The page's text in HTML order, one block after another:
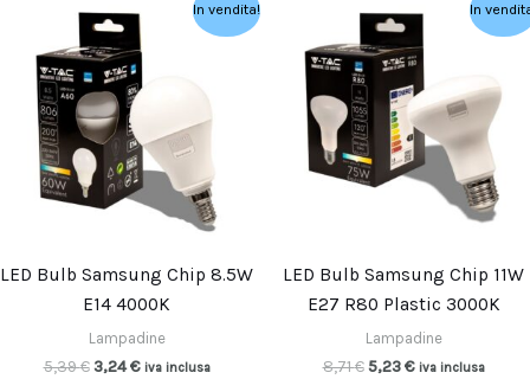
In vendita!
LED Bulb Samsung Chip 8.5W
E14 4000K
Lampadine
5,39€
prezzo
originale
era:
5,39 €.
3,24€
prezzo
attuale
è:
3,24 €.
iva inclusa
In
LED Bulb Samsung Chip 11W
E27 R80 Plastic 3000K
Lampadine
8,71€
prezzo
originale
era:
8,71 €.
5,23€
attuale
è:
5,23 €.
iva inclusa